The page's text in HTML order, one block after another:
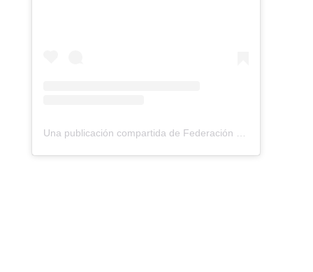
Una publicación compartida de Federación Montañismo Tenerife (@federacion_montanismo_tenerife)